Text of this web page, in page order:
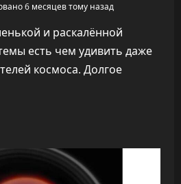
6 месяцев тому назад
и раскалённой
есть чем удивить даже
космоса. Долгое